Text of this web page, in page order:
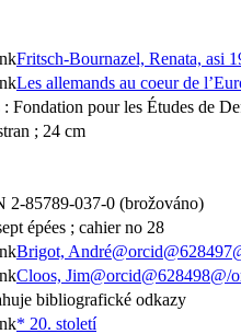
Fritsch-Bournazel, Renata, asi
Les allemands au coeur de
: Fondation pour les Études de
; 24 cm
2-85789-037-0 (brožováno)
épées ; cahier no 28
Brigot,
Cloos, Jim@orcid@628498@/
bibliografické odkazy
* 20. století